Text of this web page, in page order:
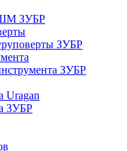
ЗУБР
ЗУБР
ЗУБР
Uragan
ЗУБР